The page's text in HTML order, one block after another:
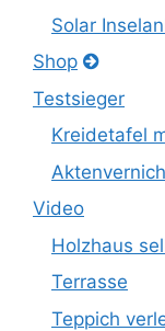
Solar
Shop
Testsieger
Kreidetafel
Video
Holzhaus
Terrasse
Teppich